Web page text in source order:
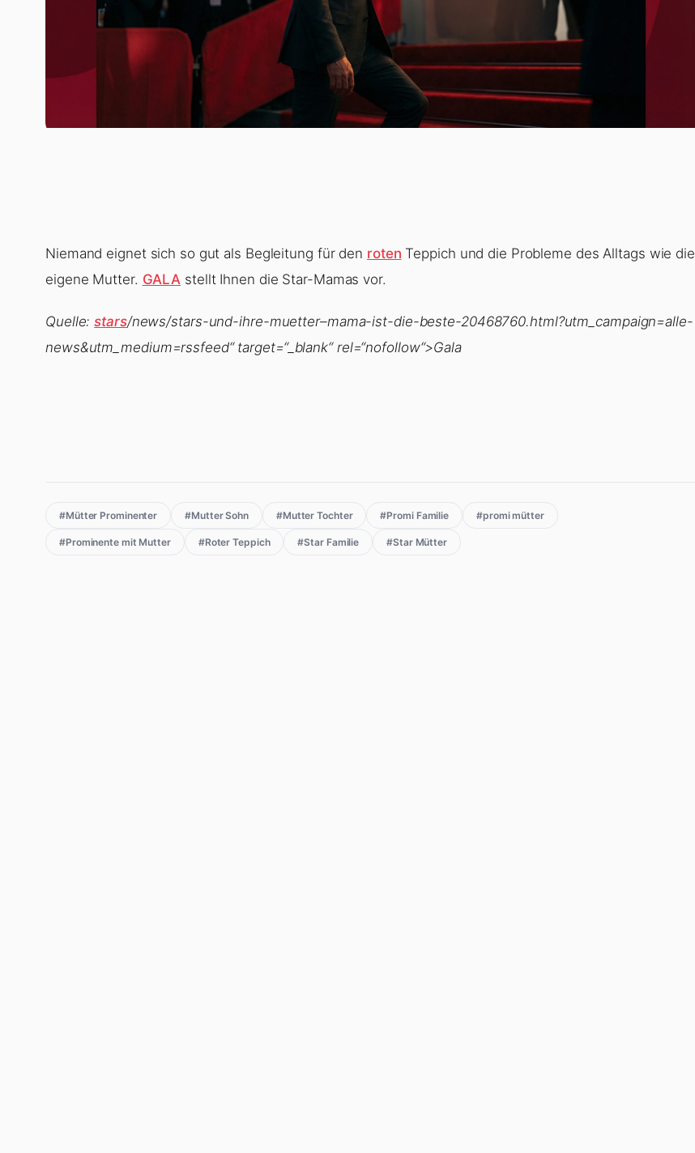
Niemand eignet sich so gut als Begleitung für den roten Teppich und die Probleme des Alltags wie die
eigene Mutter. GALA stellt Ihnen die Star-Mamas vor.
Quelle:stars/news/stars-und-ihre-muetter–mama-ist-die-beste-20468760.html?utm_campaign=alle-
news&utm_medium=rssfeed“ target=“_blank“ rel=“nofollow“>Gala
#Mütter Prominenter #Mutter Sohn #Mutter Tochter #Promi Familie #promi mütter
#Prominente mit Mutter #Roter Teppich #Star Familie #Star Mütter